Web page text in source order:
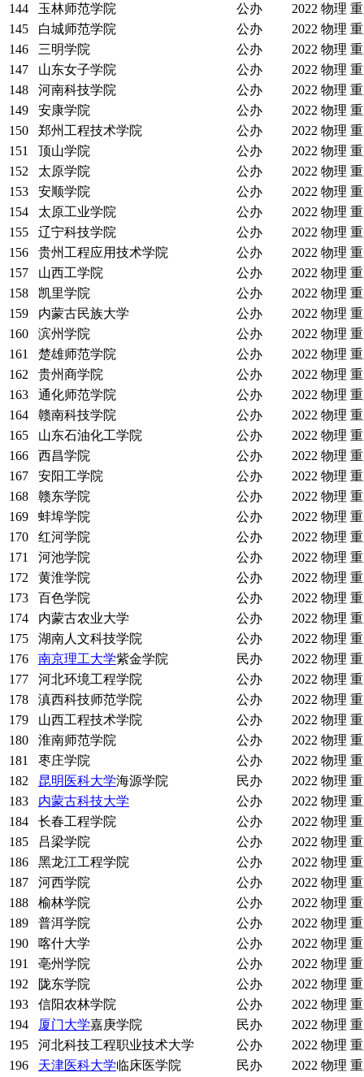
144
玉林师范学院 公办 2022 物理
145
白城师范学院 公办 2022 物理
146
三明学院 公办 2022 物理
147
山东女子学院 公办 2022 物理
148
河南科技学院 公办 2022 物理
149
安康学院 公办 2022 物理
150
郑州工程技术学院 公办 2022 物理
151
顶山学院 公办 2022 物理
152
太原学院 公办 2022 物理
153
安顺学院 公办 2022 物理
154
太原工业学院 公办 2022 物理
155
辽宁科技学院 公办 2022 物理
156
贵州工程应用技术学院 公办 2022 物理
157
山西工学院 公办 2022 物理
158
凯里学院 公办 2022 物理
159
内蒙古民族大学 公办 2022 物理
160
滨州学院 公办 2022 物理
161
楚雄师范学院 公办 2022 物理
162
贵州商学院 公办 2022 物理
163
通化师范学院 公办 2022 物理
164
赣南科技学院 公办 2022 物理
165
山东石油化工学院 公办 2022 物理
166
西昌学院 公办 2022 物理
167
安阳工学院 公办 2022 物理
168
赣东学院 公办 2022 物理
169
蚌埠学院 公办 2022 物理
170
红河学院 公办 2022 物理
171
河池学院 公办 2022 物理
172
黄淮学院 公办 2022 物理
173
百色学院 公办 2022 物理
174
内蒙古农业大学 公办 2022 物理
175
湖南人文科技学院 公办 2022 物理
176
南京理工大学紫金学院 民办 2022 物理
177
河北环境工程学院 公办 2022 物理
178
滇西科技师范学院 公办 2022 物理
179
山西工程技术学院 公办 2022 物理
180
淮南师范学院 公办 2022 物理
181
枣庄学院 公办 2022 物理
182
昆明医科大学海源学院 民办 2022 物理
183
内蒙古科技大学 公办 2022 物理
184
长春工程学院 公办 2022 物理
185
吕梁学院 公办 2022 物理
186
黑龙江工程学院 公办 2022 物理
187
河西学院 公办 2022 物理
188
榆林学院 公办 2022 物理
189
普洱学院 公办 2022 物理
190
喀什大学 公办 2022 物理
191
亳州学院 公办 2022 物理
192
陇东学院 公办 2022 物理
193
信阳农林学院 公办 2022 物理
194
厦门大学嘉庚学院 民办 2022 物理
195
河北科技工程职业技术大学 公办 2022 物理
196
天津医科大学临床医学院 民办 2022 物理